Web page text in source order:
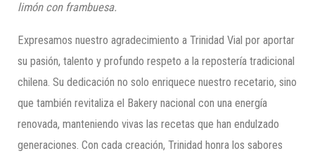
limón con frambuesa.
Expresamos nuestro agradecimiento a Trinidad Vial por aportar
su pasión, talento y profundo respeto a la repostería tradicional
chilena. Su dedicación no solo enriquece nuestro recetario, sino
que también revitaliza el Bakery nacional con una energía
renovada, manteniendo vivas las recetas que han endulzado
generaciones. Con cada creación, Trinidad honra los sabores